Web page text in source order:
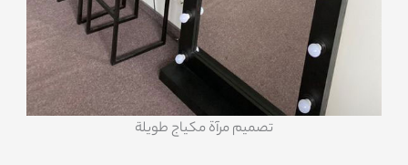
تصميم مرآة مكياج طويلة